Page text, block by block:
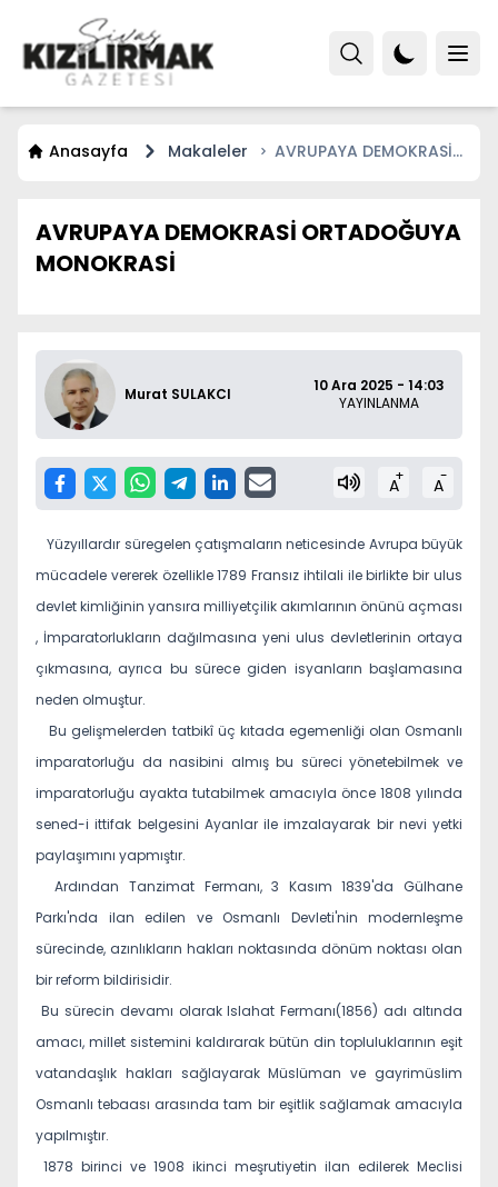
Anasayfa Makaleler
AVRUPAYA DEMOKRASİ
AVRUPAYA DEMOKRASİ ORTADOĞUYA
MONOKRASİ
Murat SULAKCI
10 Ara 2025 - 14:03
YAYINLANMA
A+ A-
Yüzyıllardır süregelen çatışmaların neticesinde Avrupa büyük
mücadele vererek özellikle 1789 Fransız ihtilali ile birlikte bir ulus
devlet kimliğinin yansıra milliyetçilik akımlarının önünü açması
, İmparatorlukların dağılmasına yeni ulus devletlerinin ortaya
çıkmasına, ayrıca bu sürece giden isyanların başlamasına
neden olmuştur.
Bu gelişmelerden tatbikî üç kıtada egemenliği olan Osmanlı
imparatorluğu da nasibini almış bu süreci yönetebilmek ve
imparatorluğu ayakta tutabilmek amacıyla önce 1808 yılında
sened-i ittifak belgesini Ayanlar ile imzalayarak bir nevi yetki
paylaşımını yapmıştır.
Ardından Tanzimat Fermanı, 3 Kasım 1839'da Gülhane
Parkı'nda ilan edilen ve Osmanlı Devleti'nin modernleşme
sürecinde, azınlıkların hakları noktasında dönüm noktası olan
bir reform bildirisidir.
Bu sürecin devamı olarak Islahat Fermanı(1856) adı altında
amacı, millet sistemini kaldırarak bütün din topluluklarının eşit
vatandaşlık hakları sağlayarak Müslüman ve gayrimüslim
Osmanlı tebaası arasında tam bir eşitlik sağlamak amacıyla
yapılmıştır.
1878 birinci ve 1908 ikinci meşrutiyetin ilan edilerek Meclisi